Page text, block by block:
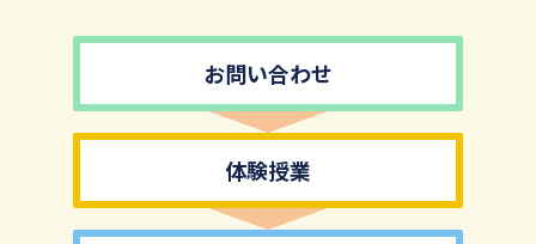
お問い合わせ
体験授業